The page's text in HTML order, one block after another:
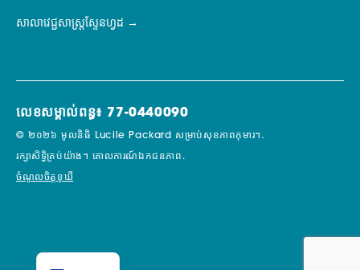
សាលាវេជ្ជសាស្ត្រស្ទែនហ្វដ
លេខសម្គាល់ពន្ធ៖ 77-0440090
© ២០២៦ មូលនិធិ Lucile Packard សម្រាប់សុខភាពកុមារ។.
រក្សាសិទ្ធិគ្រប់យ៉ាង។ គោលការណ៍ឯកជនភាព.
ចំណូលចិត្តខូឃី